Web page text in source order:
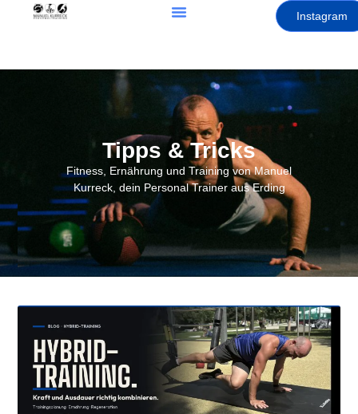
Instagram
Tipps & Tricks
Fitness, Ernährung und Training von Manuel
Kurreck, dein Personal Trainer aus Erding